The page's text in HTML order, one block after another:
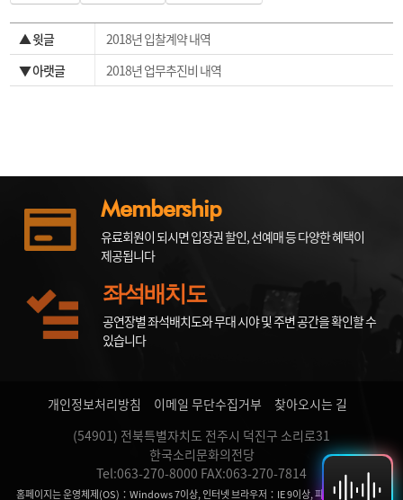
▲ 윗글
2018년 입찰계약 내역
▼ 아랫글
2018년 업무추진비 내역
Membership
유료회원이 되시면 입장권 할인, 선예매 등 다양한 혜택이
제공됩니다
좌석배치도
공연장별 좌석배치도와 무대 시야 및 주변 공간을 확인할 수
있습니다
개인정보처리방침 이메일 무단수집거부
찾아오시는 길
(54901) 전북특별자치도 전주시 덕진구 소리로31
한국소리문화의전당
Tel:063-270-8000 FAX:063-270-7814
홈페이지는 운영체제(OS)：Windows 7이상, 인터넷 브라우저：IE 9이상, 파이어 폭스, 크롬,